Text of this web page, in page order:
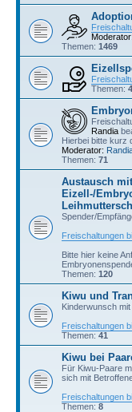
Moderator:
Themen: 1469
Themen:
Randia
Hierbei bitte kurz
Moderator:
Themen: 71
Austausch mit
Eizell-/
Spender/
Freischaltungen
Bitte hier keine
Themen: 120
Kiwu und
Kinderwunsch
Freischaltungen
Themen: 41
Kiwu bei
Für Kiwu-Paare
sich mit
Freischaltungen
Themen: 8